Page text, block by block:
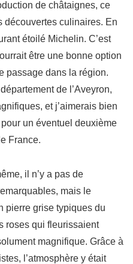
de châtaignes, ce
découvertes culinaires. En
étoilé Michelin. C’est
être une bonne option
passage dans la région.
de l’Aveyron,
et j’aimerais bien
un éventuel deuxième
France.
il n’y a pas de
mais le
pierre grise typiques du
roses qui fleurissaient
magnifique. Grâce à
l’atmosphère y était